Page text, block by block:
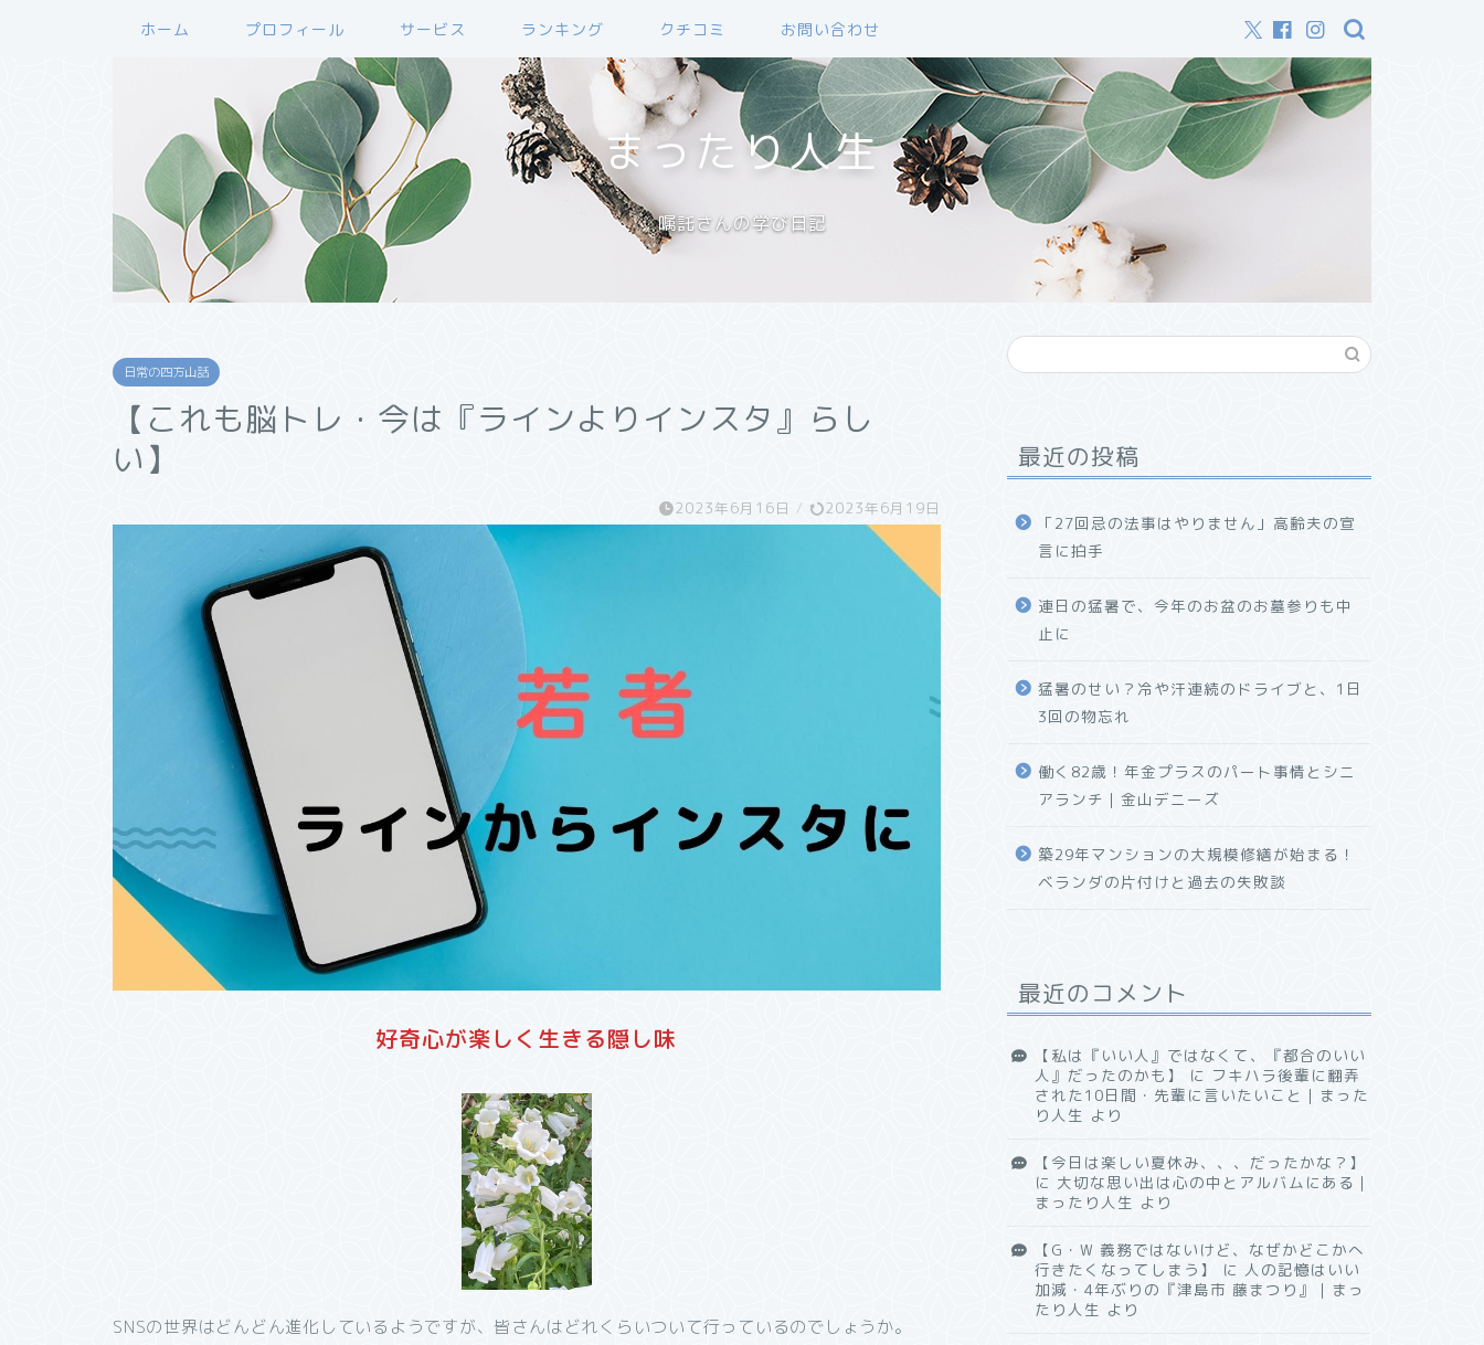
ホーム プロフィール サービス ランキング クチコミ お問い合わせ
まったり人生
嘱託さんの学び日記
日常の四方山話
【これも脳トレ・今は『ラインよりインスタ』らし
い】
2023年6月16日 / 2023年6月19日
好奇心が楽しく生きる隠し味
SNSの世界はどんどん進化しているようですが、皆さんはどれくらいついて行っているのでしょうか。
最近の投稿
「27回忌の法事はやりません」高齢夫の宣
言に拍手
連日の猛暑で、今年のお盆のお墓参りも中
止に
猛暑のせい？冷や汗連続のドライブと、1日
3回の物忘れ
働く82歳！年金プラスのパート事情とシニ
アランチ｜金山デニーズ
築29年マンションの大規模修繕が始まる！
ベランダの片付けと過去の失敗談
最近のコメント
【私は『いい人』ではなくて、『都合のいい
人』だったのかも】
に フキハラ後輩に翻弄
された10日間・先輩に言いたいこと｜まった
り人生 より
【今日は楽しい夏休み、、、だったかな？】
に 大切な思い出は心の中とアルバムにある｜
まったり人生 より
【G・W 義務ではないけど、なぜかどこかへ
行きたくなってしまう】
に 人の記憶はいい
加減・4年ぶりの『津島市 藤まつり』｜まっ
たり人生 より